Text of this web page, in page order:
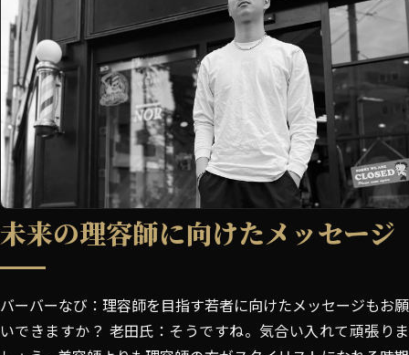
未来の理容師に向けたメッセージ
バーバーなび：理容師を目指す若者に向けたメッセージもお願
いできますか？ 老田氏：そうですね。気合い入れて頑張りま